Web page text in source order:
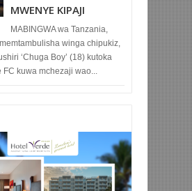
MWENYE KIPAJI
MABINGWA wa Tanzania,
winga chipukiz,
‘Chuga Boy’ (18) kutoka
FC kuwa mchezaji wao...